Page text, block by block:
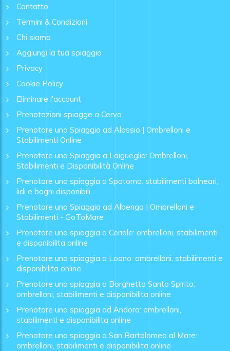
Contatto
Termini & Condizioni
Chi siamo
Aggiungi la tua spiaggia
Privacy
Cookie Policy
Eliminare l'account
Prenotazioni spiagge a Cervo
Prenotare una Spiaggia ad Alassio | Ombrelloni e
Stabilimenti Online
Prenotare una Spiaggia a Laigueglia: Ombrelloni,
Stabilimenti e Disponibilità Online
Prenotare una spiaggia a Spotorno: stabilimenti balneari,
lidi e bagni disponibili
Prenotare una Spiaggia ad Albenga | Ombrelloni e
Stabilimenti - GoToMare
Prenotare una spiaggia a Ceriale: ombrelloni, stabilimenti
e disponibilita online
Prenotare una spiaggia a Loano: ombrelloni, stabilimenti e
disponibilita online
Prenotare una spiaggia a Borghetto Santo Spirito:
ombrelloni, stabilimenti e disponibilita online
Prenotare una spiaggia ad Andora: ombrelloni,
stabilimenti e disponibilita online
Prenotare una spiaggia a San Bartolomeo al Mare:
ombrelloni, stabilimenti e disponibilita online